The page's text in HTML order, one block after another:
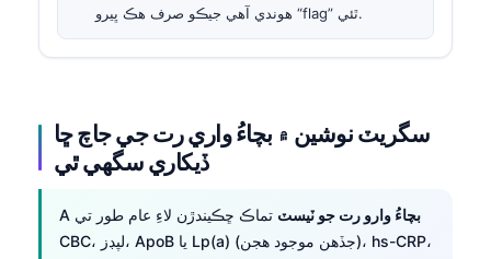
هوندي آهي جيڪو صرف هڪ ڀيرو “flag” ٿئي.
سگريٽ نوشين ۾ بچاءُ واري رت جي جاچ ڇا
ڏيکاري سگهي ٿي
A بچاءُ وارو رت جو ٽيسٽ تماڪ ڇڪيندڙن لاءِ عام طور تي
CBC، لپڊز، ApoB يا Lp(a) (جڏهن موجود هجن)، hs-CRP،